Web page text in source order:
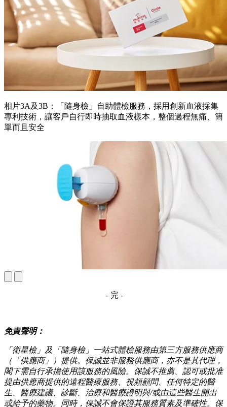
相片3A及3B：「隨身檢」自助體檢服務，採用創新血液採集
專利技術，讓客戶自行即時抽取血液樣本，整個過程無痛、簡
單而且安全
- 完 -
免責聲明：
「衛星檢」及「隨身檢」一站式體檢服務由第三方服務供應商
（「供應商」）提供。保誠並非服務供應商，亦不是其代理，
閣下需自行承擔使用該服務的風險。保誠不推薦、認可或批准
提由供應商提供的遠程醫療服務、視頻顧問、任何特定的醫
生、醫療建議、診斷、治療和醫療證明與/或由這些醫生開出
或給予的藥物。同時，保誠不會保證其服務質素及準確性。保